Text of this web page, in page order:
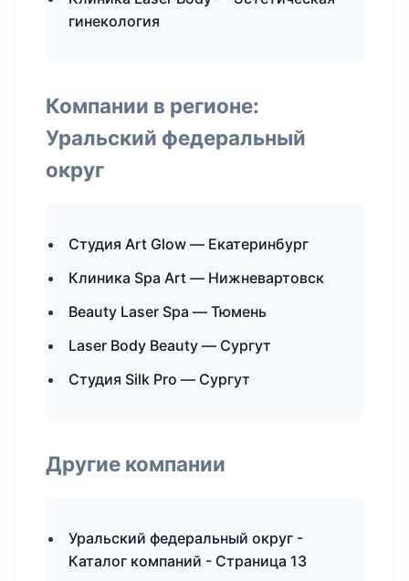
гинекология
Компании в регионе:
Уральский федеральный
округ
Студия Art Glow — Екатеринбург
Клиника Spa Art — Нижневартовск
Beauty Laser Spa — Тюмень
Laser Body Beauty — Сургут
Студия Silk Pro — Сургут
Другие компании
Уральский федеральный округ -
Каталог компаний - Страница 13